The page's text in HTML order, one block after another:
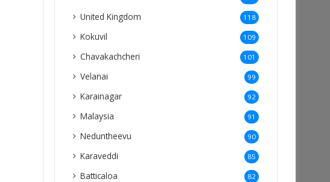
United Kingdom 118
Kokuvil 109
Chavakachcheri 101
Velanai 99
Karainagar 92
Malaysia 91
Neduntheevu 90
Karaveddi 85
Batticaloa 82